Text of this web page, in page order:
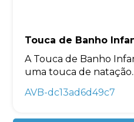
Touca de Banho
A Touca de Banho
uma touca de
AVB-dc13ad6d49c7